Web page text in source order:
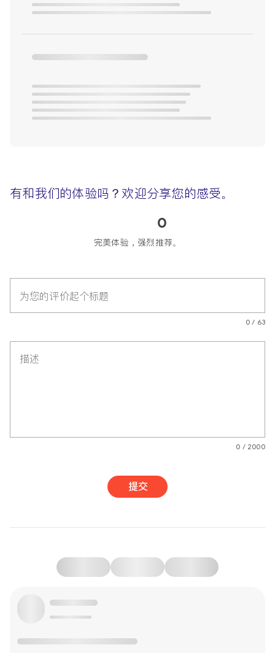
有和我们的体验吗？欢迎分享您的感受。
0
完美体验，强烈推荐。
为您的评价起个标题
0 / 63
描述
0 / 2000
提交